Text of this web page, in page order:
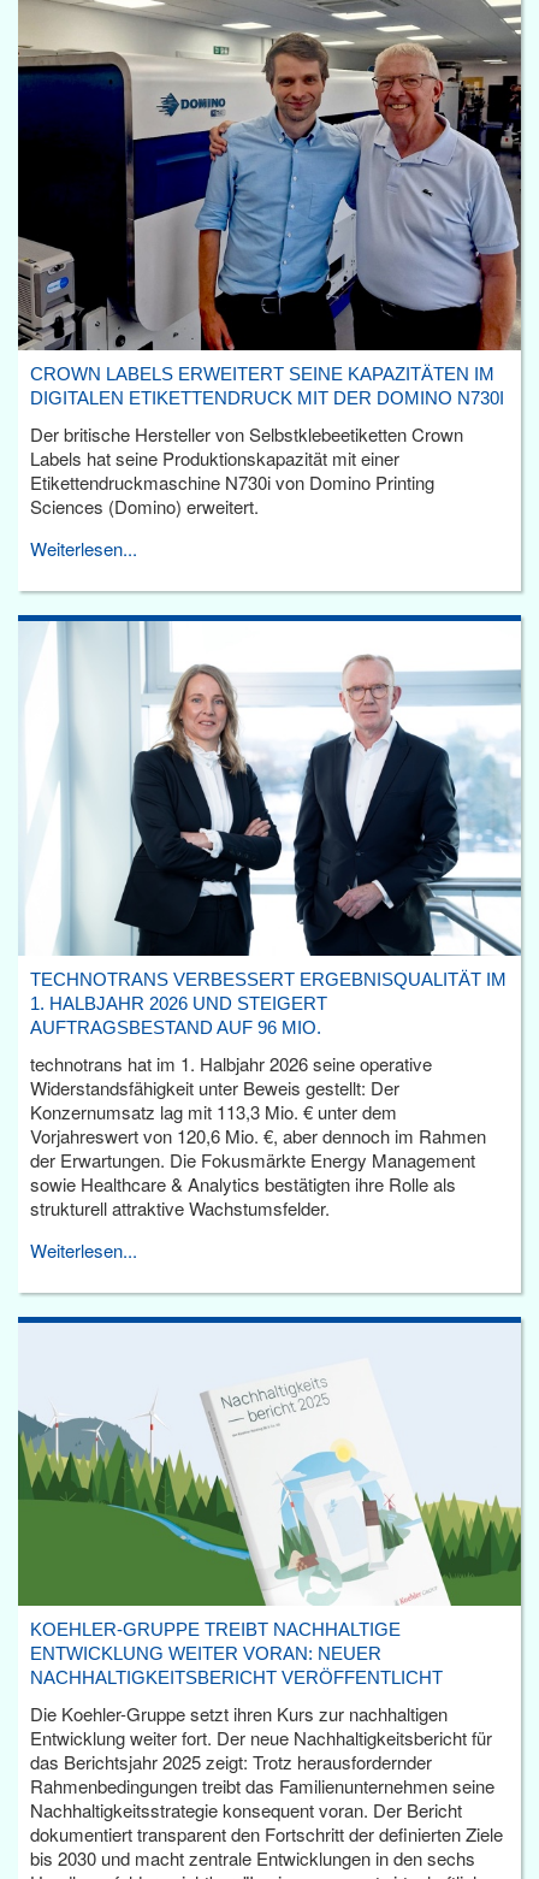
CROWN LABELS ERWEITERT SEINE KAPAZITÄTEN IM
DIGITALEN ETIKETTENDRUCK MIT DER DOMINO N730I
Der britische Hersteller von Selbstklebeetiketten Crown
Labels hat seine Produktionskapazität mit einer
Etikettendruckmaschine N730i von Domino Printing
Sciences (Domino) erweitert.
Weiterlesen...
TECHNOTRANS VERBESSERT ERGEBNISQUALITÄT IM
1. HALBJAHR 2026 UND STEIGERT
AUFTRAGSBESTAND AUF 96 MIO.
technotrans hat im 1. Halbjahr 2026 seine operative
Widerstandsfähigkeit unter Beweis gestellt: Der
Konzernumsatz lag mit 113,3 Mio. € unter dem
Vorjahreswert von 120,6 Mio. €, aber dennoch im Rahmen
der Erwartungen. Die Fokusmärkte Energy Management
sowie Healthcare & Analytics bestätigten ihre Rolle als
strukturell attraktive Wachstumsfelder.
Weiterlesen...
KOEHLER-GRUPPE TREIBT NACHHALTIGE
ENTWICKLUNG WEITER VORAN: NEUER
NACHHALTIGKEITSBERICHT VERÖFFENTLICHT
Die Koehler-Gruppe setzt ihren Kurs zur nachhaltigen
Entwicklung weiter fort. Der neue Nachhaltigkeitsbericht für
das Berichtsjahr 2025 zeigt: Trotz herausfordernder
Rahmenbedingungen treibt das Familienunternehmen seine
Nachhaltigkeitsstrategie konsequent voran. Der Bericht
dokumentiert transparent den Fortschritt der definierten Ziele
bis 2030 und macht zentrale Entwicklungen in den sechs